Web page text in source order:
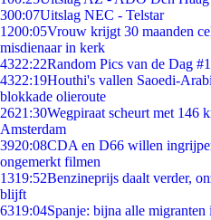
300:07Uitslag NEC - Telstar
1200:05Vrouw krijgt 30 maanden
misdienaar in kerk
4322:22Random Pics van de Dag
4322:19Houthi's vallen Saoedi-
blokkade olieroute
2621:30Wegpiraat scheurt met 146
Amsterdam
3920:08CDA en D66 willen
ongemerkt filmen
1319:52Benzineprijs daalt verder,
blijft
6319:04Spanje: bijna alle